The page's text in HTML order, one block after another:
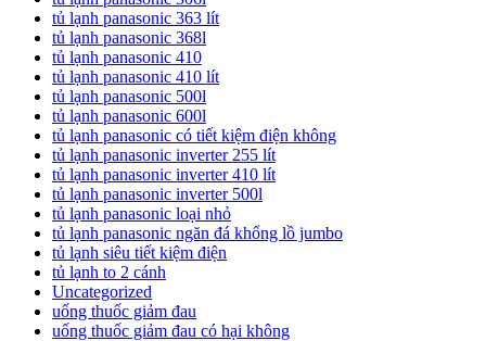
tủ lạnh panasonic 363 lít
tủ lạnh panasonic 368l
tủ lạnh panasonic 410
tủ lạnh panasonic 410 lít
tủ lạnh panasonic 500l
tủ lạnh panasonic 600l
tủ lạnh panasonic có tiết kiệm điện không
tủ lạnh panasonic inverter 255 lít
tủ lạnh panasonic inverter 410 lít
tủ lạnh panasonic inverter 500l
tủ lạnh panasonic loại nhỏ
tủ lạnh panasonic ngăn đá khổng lồ jumbo
tủ lạnh siêu tiết kiệm điện
tủ lạnh to 2 cánh
Uncategorized
uống thuốc giảm đau
uống thuốc giảm đau có hại không